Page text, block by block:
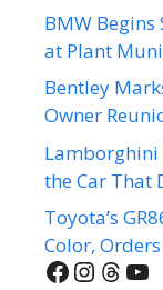
BMW
at Plant
Bentley
Owner
Lamborghini
the Car That
Toyota’s
Color,
Facebook